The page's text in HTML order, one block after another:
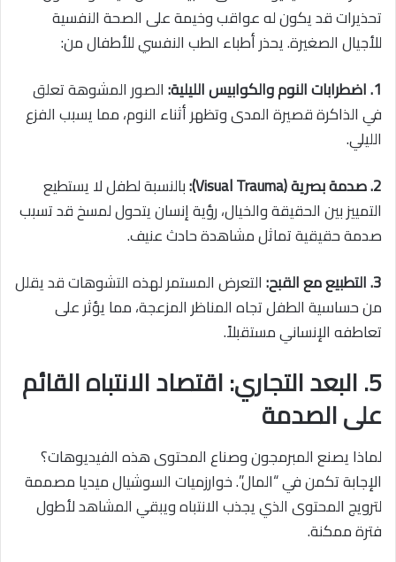
تحذيرات قد يكون له عواقب وخيمة على الصحة النفسية
للأجيال الصغيرة. يحذر أطباء الطب النفسي للأطفالمن:
1. اضطرابات النوم والكوابيس الليلية:
الصور المشوهة تعلق
في الذاكرة قصيرة المدى وتظهر أثناء النوم، مما يسبب الفزع
الليلي.
2. صدمة بصرية (Visual Trauma):
بالنسبة لطفل لا يستطيع
التمييز بين الحقيقة والخيال، رؤية إنسان يتحول لمسخ قد تسبب
صدمة حقيقية تماثل مشاهدة حادث عنيف.
3. التطبيع مع القبح:
التعرض المستمر لهذه التشوهات قد يقلل
من حساسية الطفل تجاه المناظر المزعجة، مما يؤثر على
تعاطفه الإنساني مستقبلاً.
5. البعد التجاري: اقتصاد الانتباه القائم
على الصدمة
لماذا يصنع المبرمجون وصناع المحتوى هذه الفيديوهات؟
الإجابة تكمن في “المال”. خوارزميات السوشيال ميديا مصممة
لترويج المحتوى الذي يجذب الانتباه ويبقي المشاهد لأطول
فترة ممكنة.